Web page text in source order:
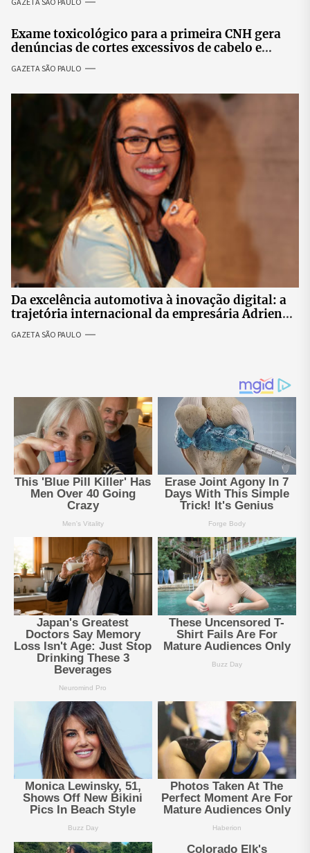
prosperidade.
Exame toxicológico para a primeira CNH gera
denúncias de cortes excessivos de cabelo e
revolta entre candidatas
GAZETA SÃO PAULO
Da excelência automotiva à inovação digital: a
trajetória internacional da empresária Adriene
GAZETA SÃO PAULO